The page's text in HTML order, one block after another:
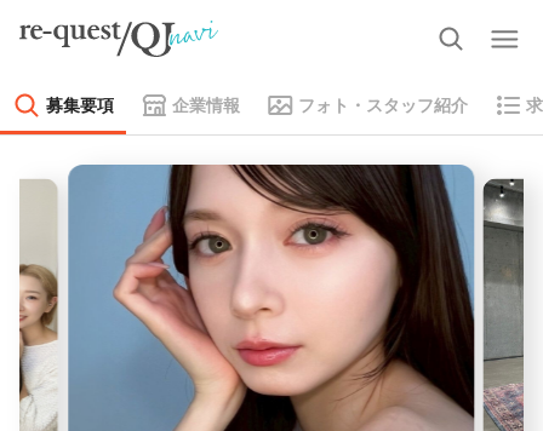
募集要項 企業情報 フォト・スタッフ紹介